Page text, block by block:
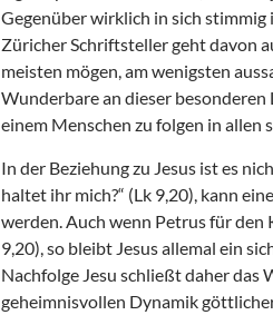
Gegenüber wirklich in sich
Züricher Schriftsteller geht davon
meisten mögen, am wenigsten
Wunderbare an dieser besonderen
einem Menschen zu folgen in allen
In der Beziehung zu Jesus ist es
haltet ihr mich?“ (Lk 9,20), kann
werden. Auch wenn Petrus für den
9,20), so bleibt Jesus allemal ein
Nachfolge Jesu schließt daher das
geheimnisvollen Dynamik